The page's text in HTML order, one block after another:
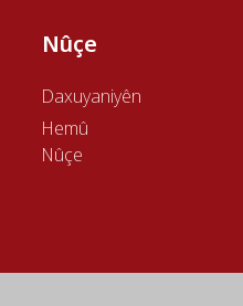
Nûçe
Daxuyaniyên
Hemû
Nûçe